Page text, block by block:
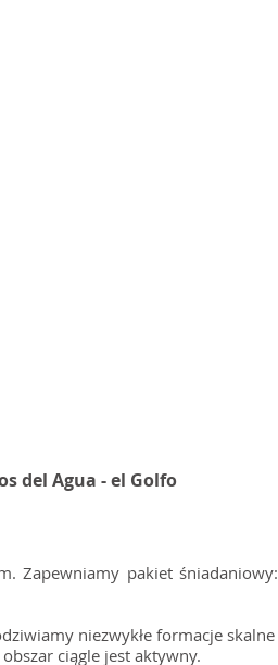
del Agua - el Golfo
Zapewniamy pakiet śniadaniowy:
niezwykłe formacje skalne
ciągle jest aktywny.